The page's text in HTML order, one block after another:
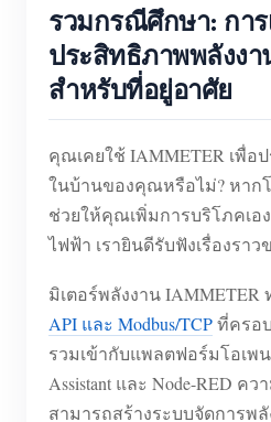
มิเตอร์เสมือน
ระบบพยากรณ์และจำล
แอปพลิเคชัน
ตัวตรวจสอบพลังงานร
ตัวตรวจสอบการใช้ไฟ
ระบบควบคุมฮีตเตอร์ PV
การตรวจสอบพลังงานโ
ร้านค้า
แหล่งข้อมูล
คู่มือเริ่มต้นใช้งานผลิ
เอกสาร
วิดีโอสอนใช้งาน
FAQ
ข่าวสาร
ชุมชน
โปรแกรมผู้ร่วมพัฒนา
ศูนย์ผู้ร่วมพัฒนา
กิจกรรม IAMMETER
ฟอรัม
โซลูชัน
ติดต่อ
เกี่ยวกับเรา
รวมกรณีศึกษา: กา
ประสิทธิภาพพลังง
สำหรับที่อยู่อาศัย
คุณเคยใช้ IAMMETER เพื่อ
ในบ้านของคุณหรือไม่? หาก
ช่วยให้คุณเพิ่มการบริโภคเอ
ไฟฟ้า เรายินดีรับฟังเรื่องรา
มิเตอร์พลังงาน
API และ Modbus/TCPที่ครอ
รวมเข้ากับแพลตฟอร์มโอเพ
Assistant และ Node-RED ค
สามารถสร้างระบบจัดการพ